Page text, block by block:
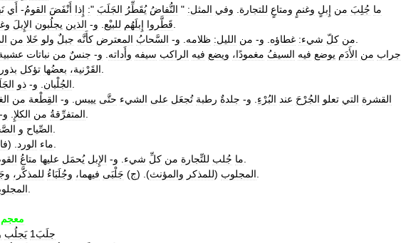
ما جُلِبَ من إِبلٍ وغنمٍ ومتاعٍ للتجارة وفي المثل: " النُّفاضُ يُقَطِّرُ الجَلَبَ "
: إِذا أَنْفَضَ القومُ- أَي
قَطَّروا إِبلَهُم للبيْع و- الذين يجلُبون الإِبلَ
من كلّ شيء: غطاؤه و- من الليل: ظلامه و- السَّحابُ المعترض كأَنَّه جبلٌ ولو خَلا من
جراب من الأَدَم يوضع فيه السيفُ مغمودًا، ويضع فيه الراكب سيفه وأَداته و- جنسٌ من نباتات
القَرْنية، بعضُها تؤكل
الجُلْبان و- ذو
القشرة التي تعلو الجُرْحَ عند البُرْءِ و- جلدةٌ رطبة تُجعَل على الشيء حتَّى ييبس و- القِطْعة من
المتفرِّقةُ من الكلإِ و-
الصِّياح و
ماء الورد . (
ما جُلب للتِّجارة من كلِّ شيء و- الإِبل يُحمَل عليها متاعُ
المجلوب (للمذكر والمؤنث). (ج) جَلْبَى فيهما، وجُلَبَاءُ للمذكَّر،
معجم
جلَبَ1
يَجلُب